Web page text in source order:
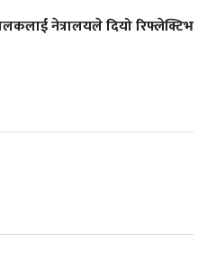
नेत्रालयले दियो रिफ्लेक्टिभ